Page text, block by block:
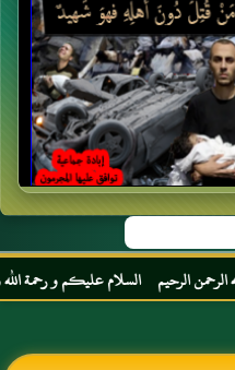
الرحيم السلام عليكم و رحمة الله و